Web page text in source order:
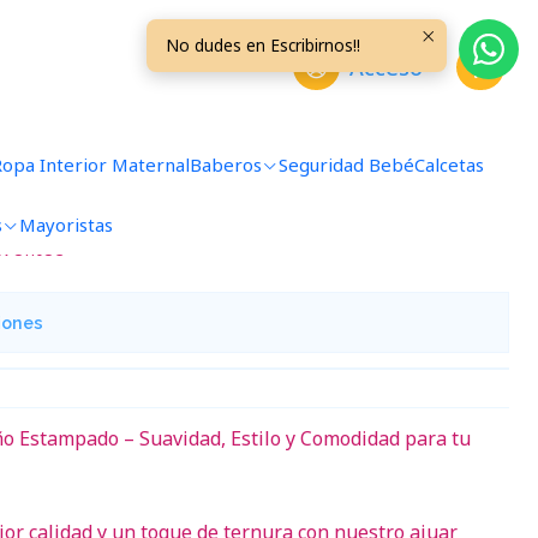
Acceso
Interior MaternalBaberos Seguridad BebéCalcetas
Mayoristas
Estampado – Suavidad, Estilo y Comodidad para tu
calidad y un toque de ternura con nuestro ajuar
No dudes en Escribirnos!!